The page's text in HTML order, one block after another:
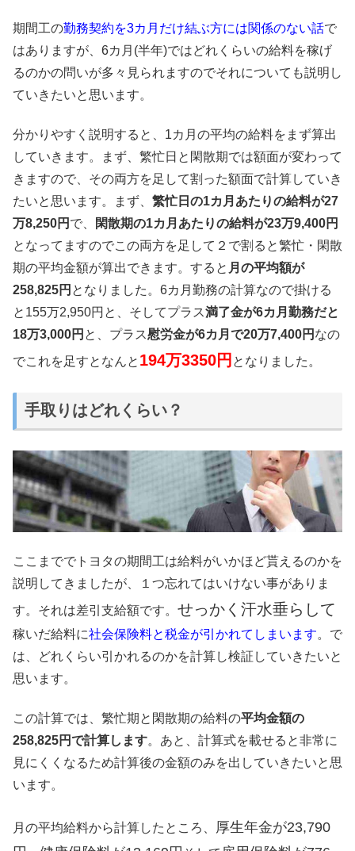
期間工の勤務契約を3カ月だけ結ぶ方には関係のない話で
はありますが、6カ月(半年)ではどれくらいの給料を稼げ
るのかの問いが多々見られますのでそれについても説明し
ていきたいと思います。
分かりやすく説明すると、1カ月の平均の給料をまず算出
していきます。まず、繁忙日と閑散期では額面が変わって
きますので、その両方を足して割った額面で計算していき
たいと思います。まず、 繁忙日の1カ月あたりの給料が27
万8,250円 で、
閑散期の1カ月あたりの給料が23万9,400円
となってますのでこの両方を足して２で割ると繁忙・閑散
期の平均金額が算出できます。すると 月の平均額が
258,825円 となりました。6カ月勤務の計算なので掛ける
と155万2,950円と、そしてプラス満了金が6カ月勤務だと
18万3,000円 と、プラス慰労金が6カ月で20万7,400円 なの
でこれを足すとなんと 194万3350円 となりました。
手取りはどれくらい？
ここまででトヨタの期間工は給料がいかほど貰えるのかを
説明してきましたが、１つ忘れてはいけない事がありま
す。それは差引支給額です。 せっかく汗水垂らして
稼いだ給料に社会保険料と税金が引かれてしまいます。で
は、どれくらい引かれるのかを計算し検証していきたいと
思います。
この計算では、繁忙期と閑散期の給料の平均金額の
258,825円で計算します。あと、計算式を載せると非常に
見にくくなるため計算後の金額のみを出していきたいと思
います。
月の平均給料から計算したところ、
厚生年金が23,790